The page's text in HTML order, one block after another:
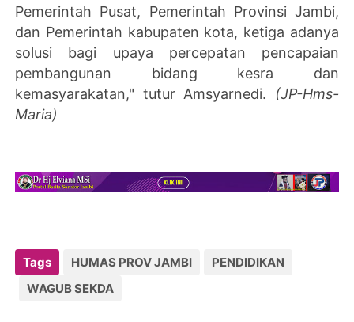
Pemerintah Pusat, Pemerintah Provinsi Jambi,
dan Pemerintah kabupaten kota, ketiga adanya
solusi bagi upaya percepatan pencapaian
pembangunan bidang kesra dan
kemasyarakatan," tutur Amsyarnedi.
(JP-Hms-
Maria)
Tags HUMAS PROV JAMBI
PENDIDIKAN
WAGUB SEKDA